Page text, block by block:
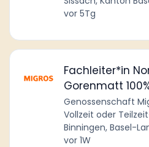
vor 5Tg
Fachleiter*in
Gorenmatt
Genossenschaft
Vollzeit oder Teilzeit
Binningen, Basel-
vor 1W